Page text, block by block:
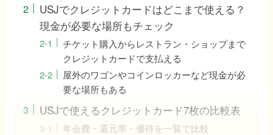
USJでクレジットカードはどこまで使える？
現金が必要な場所もチェック
チケット購入からレストラン・ショップまで
クレジットカードで支払える
屋外のワゴンやコインロッカーなど現金が必
要な場所もある
USJで使えるクレジットカード7枚の比較表
年会費・還元率・優待を一覧で比較